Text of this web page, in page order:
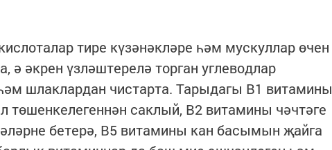
тире күзәнәкләре һәм мускуллар өчен
ә әкрен үзләштерелә торган углеводлар
шлаклардан чистарта. Тарыдагы В1 витамины
төшенкелегеннән саклый, В2 витамины чәчтәге
бетерә, В5 витамины кан басымын җайга